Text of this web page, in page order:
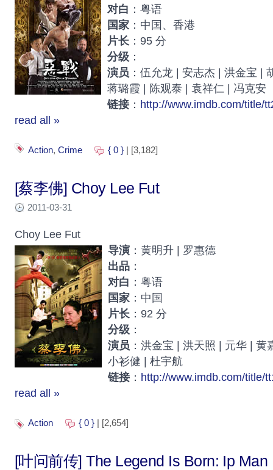
对白 ：粤语
国家 ：中国、香港
片长 ：95 分
分级 ：
演员 ：伍允龙 | 安志杰 | 洪金宝 |
蒋璐霞 | 陈观泰 | 袁祥仁 | 冯克安
链接 ： http://www.imdb.com/title/
read all »
Action, Crime { 0 } | [3,182]
[蔡李佛] Choy Lee Fut
2011-03-31
Choy Lee Fut
导演 ：黄明升 | 罗惠德
出品 ：
对白 ：粤语
国家 ：中国
片长 ：92 分
分级 ：
演员 ：洪金宝 | 洪天照 | 元华 |
小衫健 | 杜宇航
链接 ： http://www.imdb.com/title/
read all »
Action { 0 } | [2,654]
[叶问前传] The Legend Is Born: Ip Man